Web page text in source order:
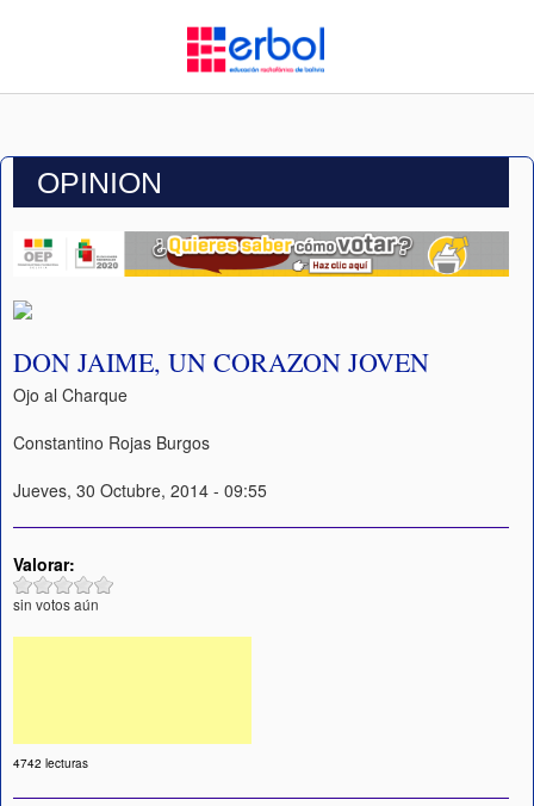
OPINION
DON JAIME, UN CORAZON JOVEN
Ojo al Charque
Constantino Rojas Burgos
Jueves, 30 Octubre, 2014 - 09:55
Valorar:
sin votos aún
4742 lecturas